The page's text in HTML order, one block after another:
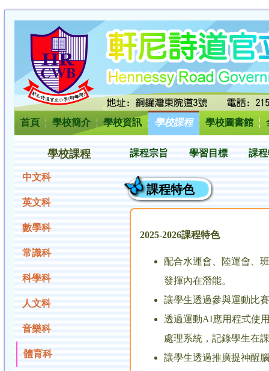
首頁 學校簡介 學校資訊 學校課程 學校圖書館
學校課程
中文科
英文科
數學科
常識科
科學科
人文科
音樂科
體育科
課程宗旨 學習目標 課
課程特色
2025-2026課程特色
配合水運會、陸運會、
發揮內在潛能。
讓學生透過參與運動比
透過運動AI應用程式使
處理系統，記錄學生在
讓學生透過推廣提神醒